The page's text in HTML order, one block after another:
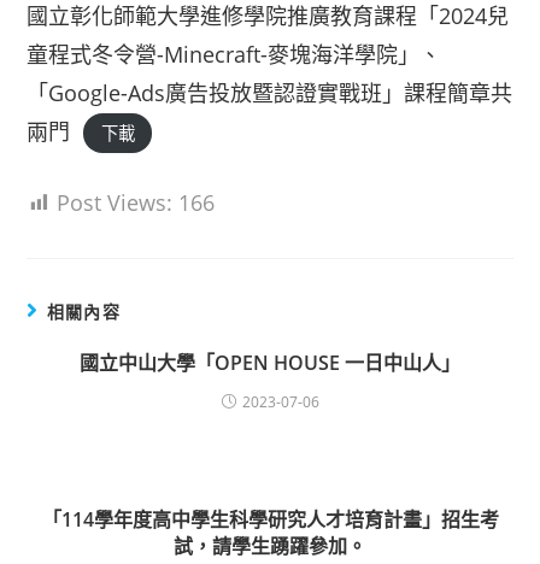
國立彰化師範大學進修學院推廣教育課程「2024兒
童程式冬令營-Minecraft-麥塊海洋學院」、
「Google-Ads廣告投放暨認證實戰班」課程簡章共
兩門
下載
Post Views: 166
相關內容
國立中山大學「OPEN HOUSE 一日中山人」
2023-07-06
「114學年度高中學生科學研究人才培育計畫」招生考
試，請學生踴躍參加。